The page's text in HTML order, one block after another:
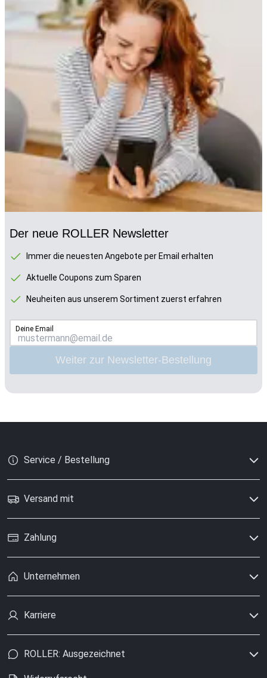
Der neue ROLLER Newsletter
Immer die neuesten Angebote per Email erhalten
Aktuelle Coupons zum Sparen
Neuheiten aus unserem Sortiment zuerst erfahren
Deine Email
Weiter zur Newsletter-Bestellung
Service / Bestellung
Versand mit
Zahlung
Unternehmen
Karriere
ROLLER: Ausgezeichnet